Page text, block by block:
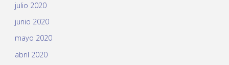
julio 2020
junio 2020
mayo 2020
abril 2020